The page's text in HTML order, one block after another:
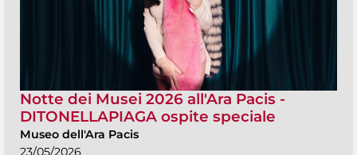
Notte dei Musei 2026 all'Ara Pacis -
DITONELLAPIAGA ospite speciale
Museo dell'Ara Pacis
23/05/2026